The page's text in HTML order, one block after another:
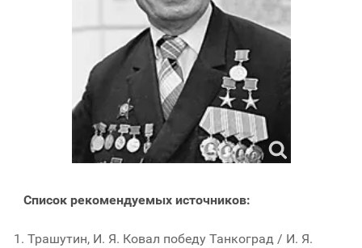
Список рекомендуемых источников:
Трашутин, И. Я. Ковал победу Танкоград / И. Я.